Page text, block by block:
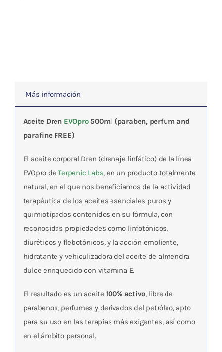
Más información
Aceite Dren EVOpro500ml (paraben, perfum and
parafine FREE)
El aceite corporal Dren (drenaje linfático) de la línea
EVOpro deTerpenic Labs, en un producto totalmente
natural, en el que nos beneficiamos de la actividad
terapéutica de los aceites esenciales puros y
quimiotipados contenidos en su fórmula, con
reconocidas propiedades como linfotónicos,
diuréticos y flebotónicos, y la acción emoliente,
hidratante y vehiculizadora del aceite de almendra
dulce enriquecido con vitamina E.
El resultado es un aceite 100% activo, libre de
parabenos, perfumes y derivados del petróleo, apto
para su uso en las terapias más exigentes, así como
en el ámbito personal.